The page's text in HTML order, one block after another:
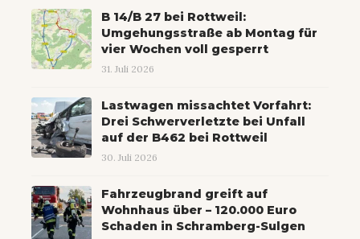
B 14/B 27 bei Rottweil:
Umgehungsstraße ab Montag für
vier Wochen voll gesperrt
31. Juli 2026
Lastwagen missachtet Vorfahrt:
Drei Schwerverletzte bei Unfall
auf der B462 bei Rottweil
30. Juli 2026
Fahrzeugbrand greift auf
Wohnhaus über – 120.000 Euro
Schaden in Schramberg-Sulgen